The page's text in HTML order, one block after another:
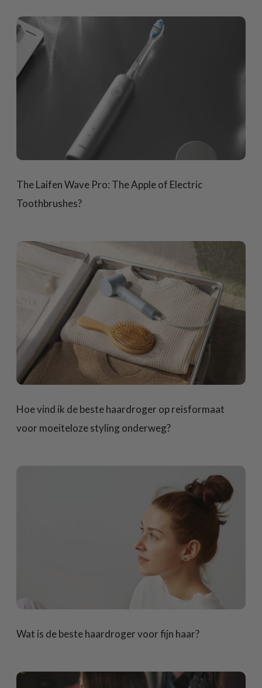
The Laifen Wave Pro: The Apple of Electric
Toothbrushes?
Hoe vind ik de beste haardroger op reisformaat
voor moeiteloze styling onderweg?
Wat is de beste haardroger voor fijn haar?